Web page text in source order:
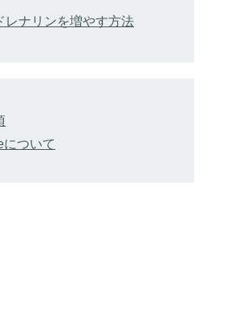
レナリンを増やす方法
について